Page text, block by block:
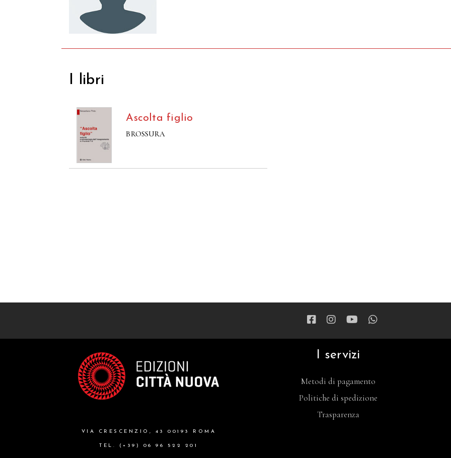
I libri
Ascolta figlio
BROSSURA
VIA CRESCENZIO, 43 00193 ROMA
TEL. (+39) 06 96 522 201
I servizi
Metodi di pagamento
Politiche di spedizione
Trasparenza